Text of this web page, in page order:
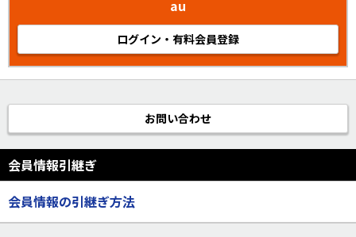
au
ログイン・有料会員登録
お問い合わせ
会員情報引継ぎ
会員情報の引継ぎ方法